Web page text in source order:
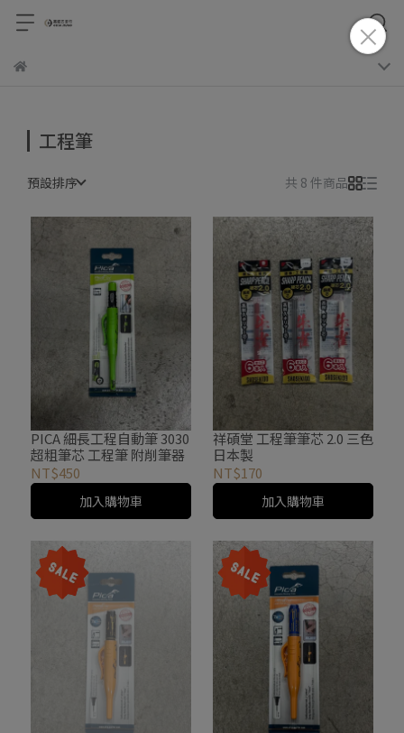
工程筆
預設排序 共 8 件商品
PICA 細長工程自動筆 3030
超粗筆芯 工程筆 附削筆器
NT$450
加入購物車
祥碩堂 工程筆筆芯 2.0 三色
日本製
NT$170
加入購物車